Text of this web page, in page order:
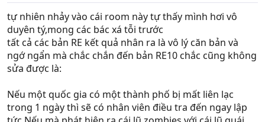
tự nhiên nhảy vào cái room này tự thấy mình hơi vô
duyên tý,mong các bác xá tỗi trước
tất cả các bản RE kết quả nhân ra là vô lý căn bản và
ngớ ngẩn mà chắc chắn đến bản RE10 chắc cũng không
sửa được là:
Nếu một quốc gia có một thành phố bị mất liên lạc
trong 1 ngày thì sẽ có nhân viên điều tra đến ngay lập